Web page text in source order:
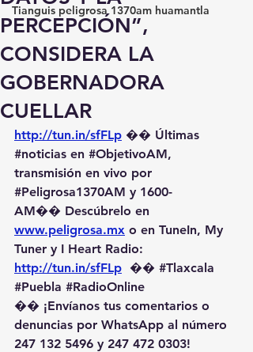
Tianguis peligrosa 1370am huamantla
PERCEPCIÓN”,
CONSIDERA LA
GOBERNADORA
CUELLAR
http://tun.in/sfFLp �� Últimas
#noticias en #ObjetivoAM,
transmisión en vivo por
#Peligrosa1370AM y 1600-
AM��️ Descúbrelo en
www.peligrosa.mx o en TuneIn, My
Tuner y I Heart Radio:
http://tun.in/sfFLp �� #Tlaxcala
#Puebla #RadioOnline
�� ¡Envíanos tus comentarios o
denuncias por WhatsApp al número
247 132 5496 y 247 472 0303!